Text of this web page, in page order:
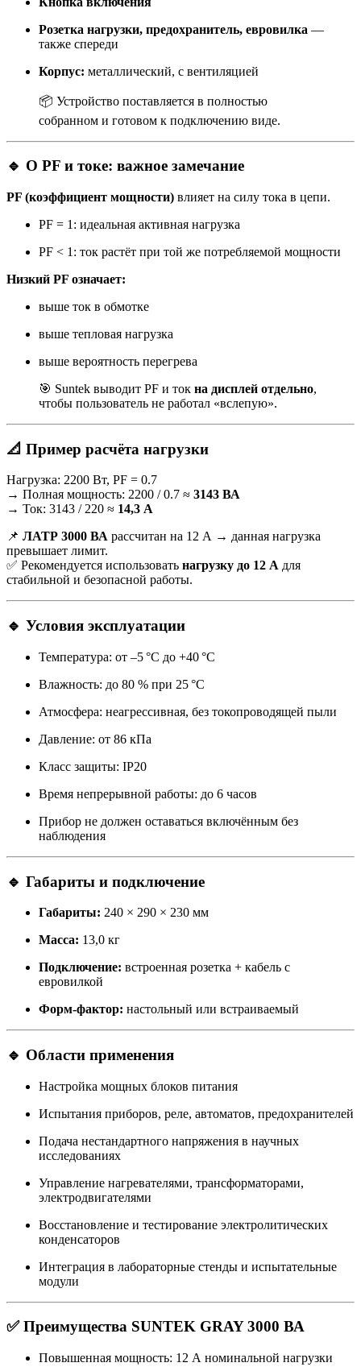
Розетка нагрузки, предохранитель, евровилка —
также спереди
Корпус: металлический, с вентиляцией
📦 Устройство поставляется в полностью
собранном и готовом к подключению виде.
🔹 О PF и токе: важное замечание
PF (коэффициент мощности) влияет на силу тока в цепи.
PF = 1: идеальная активная нагрузка
PF < 1: ток растёт при той же потребляемой мощности
Низкий PF означает:
выше ток в обмотке
выше тепловая нагрузка
выше вероятность перегрева
🎯 Suntek выводит PF и ток на дисплей отдельно,
чтобы пользователь не работал «вслепую».
📐 Пример расчёта нагрузки
Нагрузка: 2200 Вт, PF = 0.7
→ Полная мощность: 2200 / 0.7 ≈ 3143 ВА
→ Ток: 3143 / 220 ≈ 14,3 А
📌 ЛАТР 3000 ВА рассчитан на 12 А → данная нагрузка
превышает лимит.
✅ Рекомендуется использовать нагрузку до 12 А для
стабильной и безопасной работы.
🔹 Условия эксплуатации
Температура: от –5 °C до +40 °C
Влажность: до 80 % при 25 °C
Атмосфера: неагрессивная, без токопроводящей пыли
Давление: от 86 кПа
Класс защиты: IP20
Время непрерывной работы: до 6 часов
Прибор не должен оставаться включённым без
наблюдения
🔹 Габариты и подключение
Габариты: 240 × 290 × 230 мм
Масса: 13,0 кг
Подключение: встроенная розетка + кабель с
евровилкой
Форм-фактор: настольный или встраиваемый
🔹 Области применения
Настройка мощных блоков питания
Испытания приборов, реле, автоматов, предохранителей
Подача нестандартного напряжения в научных
исследованиях
Управление нагревателями, трансформаторами,
электродвигателями
Восстановление и тестирование электролитических
конденсаторов
Интеграция в лабораторные стенды и испытательные
модули
✅ Преимущества SUNTEK GRAY 3000 ВА
Повышенная мощность: 12 А номинальной нагрузки